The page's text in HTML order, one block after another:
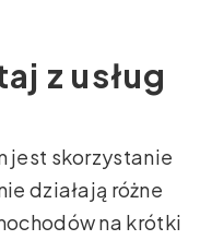
z usług
jest skorzystanie
działają różne
na krótki